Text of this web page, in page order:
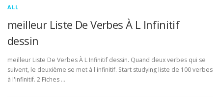
ALL
meilleur Liste De Verbes À L Infinitif
dessin
meilleur Liste De Verbes À L Infinitif dessin. Quand deux verbes qui se
suivent, le deuxième se met à l'infinitif. Start studying liste de 100 verbes
à l'infinitif. 2 Fiches …